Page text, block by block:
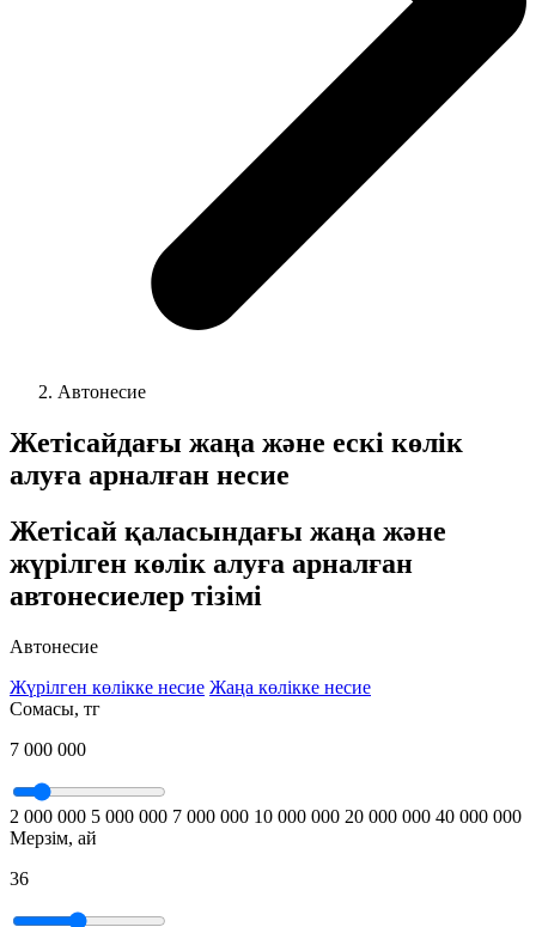
Автонесие
Жетісайдағы жаңа және ескі көлік
алуға арналған несие
Жетісай қаласындағы жаңа және
жүрілген көлік алуға арналған
автонесиелер тізімі
Автонесие
Жүрілген көлікке несие Жаңа көлікке несие
Cомасы, тг
7 000 000
2 000 000 5 000 000 7 000 000 10 000 000 20 000 000 40 000 000
Мерзім, ай
36